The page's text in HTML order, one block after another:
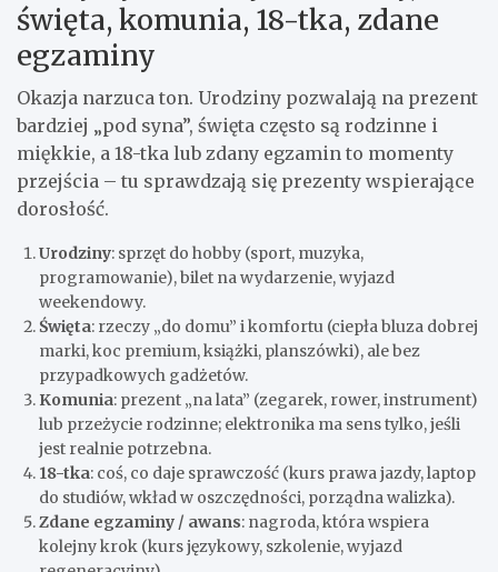
święta, komunia, 18-tka, zdane
egzaminy
Okazja narzuca ton. Urodziny pozwalają na prezent
bardziej „pod syna”, święta często są rodzinne i
miękkie, a 18-tka lub zdany egzamin to momenty
przejścia – tu sprawdzają się prezenty wspierające
dorosłość.
Urodziny: sprzęt do hobby (sport, muzyka,
programowanie), bilet na wydarzenie, wyjazd
weekendowy.
Święta: rzeczy „do domu” i komfortu (ciepła bluza dobrej
marki, koc premium, książki, planszówki), ale bez
przypadkowych gadżetów.
Komunia: prezent „na lata” (zegarek, rower, instrument)
lub przeżycie rodzinne; elektronika ma sens tylko, jeśli
jest realnie potrzebna.
18-tka: coś, co daje sprawczość (kurs prawa jazdy, laptop
do studiów, wkład w oszczędności, porządna walizka).
Zdane egzaminy / awans: nagroda, która wspiera
kolejny krok (kurs językowy, szkolenie, wyjazd